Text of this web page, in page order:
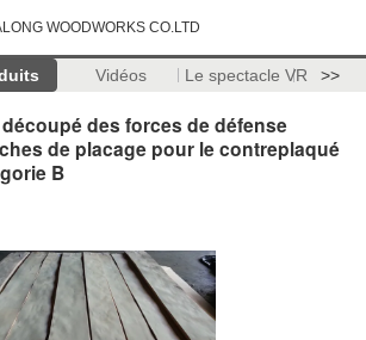
WOODWORKS CO.LTD
Vidéos Le spectacle VR >>
des forces de défense
de placage pour le contreplaqué
B